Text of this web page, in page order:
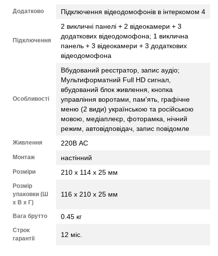
Додатково Підключення відеодомофонів в інтеркомом 4
Підключення
2 викличні панелі + 2 відеокамери + 3
додаткових відеодомофона; 1 виклична
панель + 3 відеокамери + 3 додаткових
відеодомофона
Особливості
Вбудований реєстратор, запис аудіо;
Мультиформатний Full HD сигнал,
вбудований блок живлення, кнопка
управління воротами, пам'ять, графічне
меню (2 види) українською та російською
мовою, медіаплеєр, фоторамка, нічний
режим, автовідповідач, запис повідомле
Живлення 220В AC
Монтаж настінний
Розміри 210 х 114 х 25 мм
Розмір
упаковки (Ш
х В х Г)
116 x 210 x 25 мм
Вага брутто 0.45 кг
Строк
гарантії
12 міс.